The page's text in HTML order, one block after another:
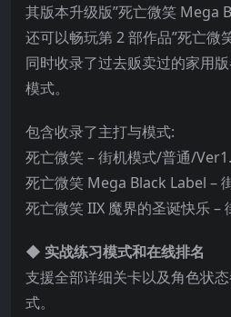
其版本升级版”死亡微笑 Mega
还可以畅玩第 2 部作品”死亡微
同时收录了过去贩卖过的家用
模式。
包含收录了主打与模式:
死亡微笑 – 街机模式/普通/
死亡微笑 Mega Black Label –
死亡微笑 IIX 魔界的圣诞快乐 –
◆ 实战练习模式和在线排名
支援全部详细关卡以及角色状态
式。